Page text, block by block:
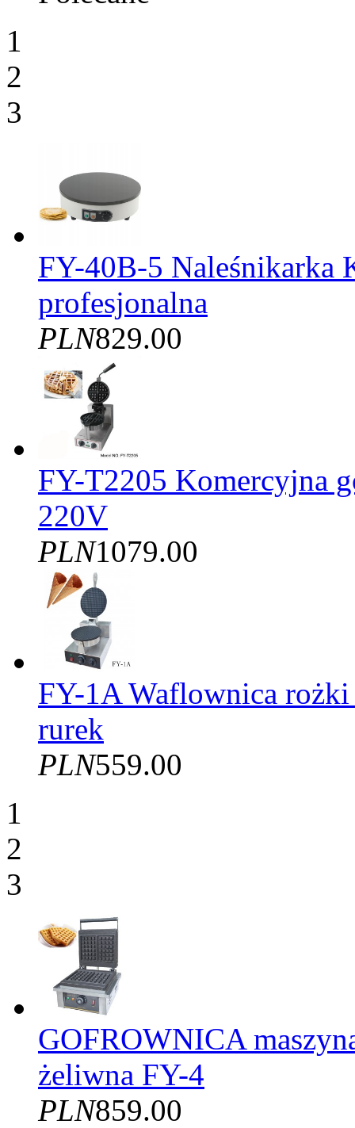
1
2
3
FY-40B-5 Naleśnikarka
profesjonalna
PLN829.00
FY-T2205 Komercyjna
220V
PLN1079.00
FY-1A Waflownica
rurek
PLN559.00
1
2
3
GOFROWNICA
żeliwna FY-4
PLN859.00